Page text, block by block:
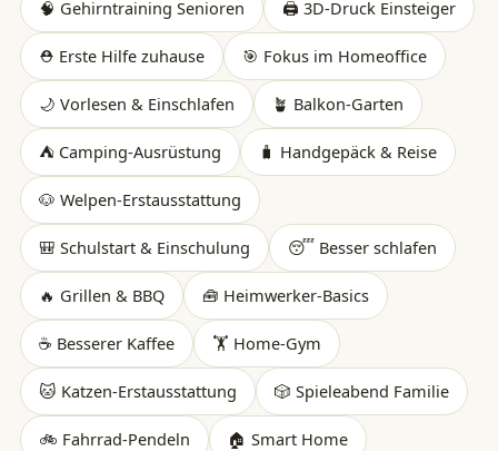
🧠 Gehirntraining Senioren 🖨️ 3D-Druck Einsteiger
⛑️ Erste Hilfe zuhause 🎯 Fokus im Homeoffice
🌙 Vorlesen & Einschlafen 🪴 Balkon-Garten
⛺ Camping-Ausrüstung 🧳 Handgepäck & Reise
🐶 Welpen-Erstausstattung
🎒 Schulstart & Einschulung 😴 Besser schlafen
🔥 Grillen & BBQ 🧰 Heimwerker-Basics
☕ Besserer Kaffee 🏋️ Home-Gym
🐱 Katzen-Erstausstattung 🎲 Spieleabend Familie
🚲 Fahrrad-Pendeln 🏠 Smart Home